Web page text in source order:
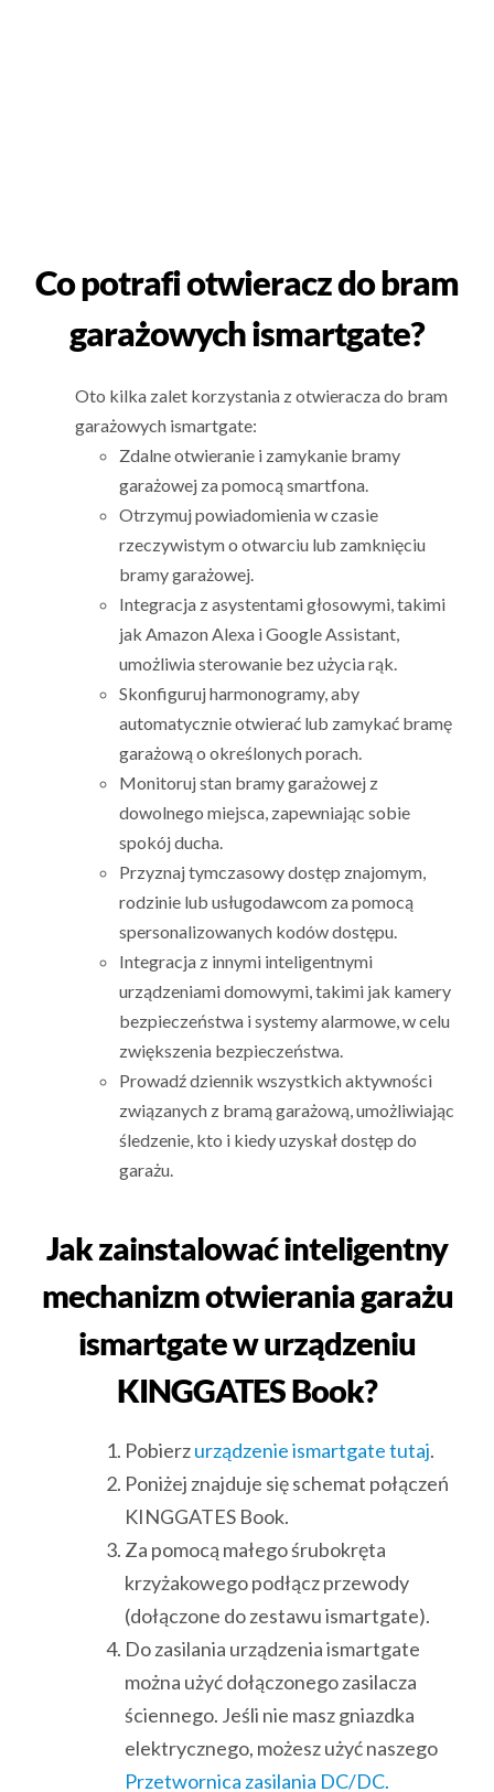
Co potrafi otwieracz do bram
garażowych ismartgate?
Oto kilka zalet korzystania z otwieracza do bram
garażowych ismartgate:
Zdalne otwieranie i zamykanie bramy
garażowej za pomocą smartfona.
Otrzymuj powiadomienia w czasie
rzeczywistym o otwarciu lub zamknięciu
bramy garażowej.
Integracja z asystentami głosowymi, takimi
jak Amazon Alexa i Google Assistant,
umożliwia sterowanie bez użycia rąk.
Skonfiguruj harmonogramy, aby
automatycznie otwierać lub zamykać bramę
garażową o określonych porach.
Monitoruj stan bramy garażowej z
dowolnego miejsca, zapewniając sobie
spokój ducha.
Przyznaj tymczasowy dostęp znajomym,
rodzinie lub usługodawcom za pomocą
spersonalizowanych kodów dostępu.
Integracja z innymi inteligentnymi
urządzeniami domowymi, takimi jak kamery
bezpieczeństwa i systemy alarmowe, w celu
zwiększenia bezpieczeństwa.
Prowadź dziennik wszystkich aktywności
związanych z bramą garażową, umożliwiając
śledzenie, kto i kiedy uzyskał dostęp do
garażu.
Jak zainstalować inteligentny
mechanizm otwierania garażu
ismartgate w urządzeniu
KINGGATES Book?
Pobierzurządzenie ismartgate tutaj.
Poniżej znajduje się schemat połączeń
KINGGATES Book.
Za pomocą małego śrubokręta
krzyżakowego podłącz przewody
(dołączone do zestawu ismartgate).
Do zasilania urządzenia ismartgate
można użyć dołączonego zasilacza
ściennego. Jeśli nie masz gniazdka
elektrycznego, możesz użyć naszego
Przetwornica zasilania DC/DC.